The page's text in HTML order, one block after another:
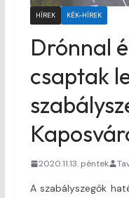
HÍREK KÉK-HÍREK
Drónnal
csaptak
2020.11.13. péntek
A szabályszegők